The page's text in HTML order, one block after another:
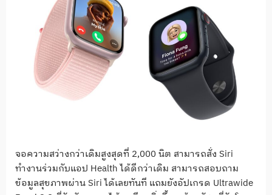
จอความสว่างกว่าเดิมสูงสุดที่ 2,000 นิต สามารถสั่ง Siri
ทำงานร่วมกับแอป Health ได้ดีกว่าเดิม สามารถสอบถาม
ข้อมูลสุขภาพผ่าน Siri ได้เลยทันที แถมยังอัปเกรด Ultrawide